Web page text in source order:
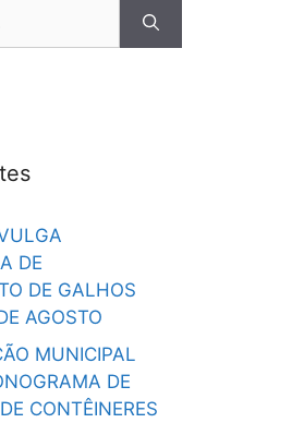
DE
DE GALHOS
AGOSTO
MUNICIPAL
DE
CONTÊINERES